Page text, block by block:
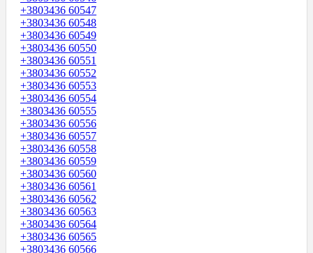
+3803436 60547
+3803436 60548
+3803436 60549
+3803436 60550
+3803436 60551
+3803436 60552
+3803436 60553
+3803436 60554
+3803436 60555
+3803436 60556
+3803436 60557
+3803436 60558
+3803436 60559
+3803436 60560
+3803436 60561
+3803436 60562
+3803436 60563
+3803436 60564
+3803436 60565
+3803436 60566